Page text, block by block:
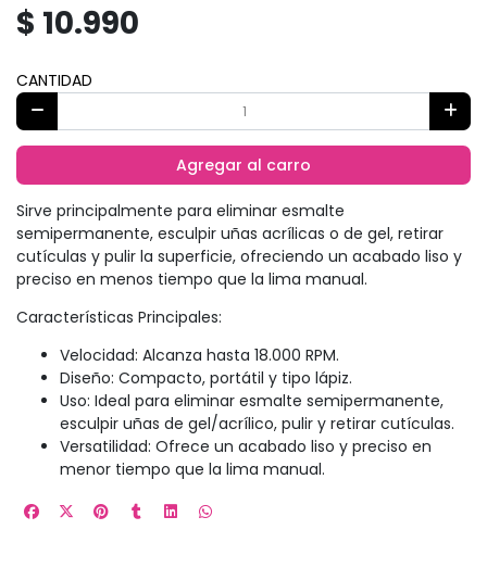
$ 10.990
CANTIDAD
Agregar al carro
Sirve principalmente para eliminar esmalte
semipermanente, esculpir uñas acrílicas o de gel, retirar
cutículas y pulir la superficie, ofreciendo un acabado liso y
preciso en menos tiempo que la lima manual.
Características Principales:
Velocidad: Alcanza hasta 18.000 RPM.
Diseño: Compacto, portátil y tipo lápiz.
Uso: Ideal para eliminar esmalte semipermanente,
esculpir uñas de gel/acrílico, pulir y retirar cutículas.
Versatilidad: Ofrece un acabado liso y preciso en
menor tiempo que la lima manual.